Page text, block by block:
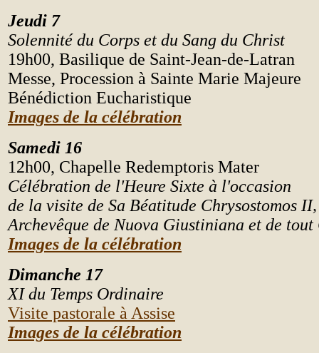
Jeudi 7
Solennité du Corps et du Sang du Christ
19h00, Basilique de Saint-Jean-de-Latran
Messe, Procession à Sainte Marie Majeure
Bénédiction Eucharistique
Images de la célébration
Samedi 16
12h00, Chapelle Redemptoris Mater
Célébration de l'Heure Sixte à l'occasion
de la visite de Sa Béatitude Chrysostomos II,
Archevêque de Nuova Giustiniana et de tout
Images de la célébration
Dimanche 17
XI du Temps Ordinaire
Visite pastorale à Assise
Images de la célébration